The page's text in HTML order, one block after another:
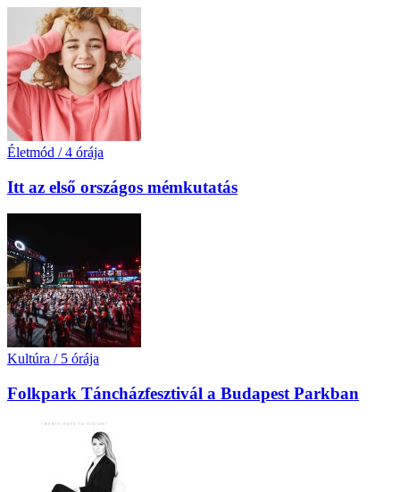
Életmód / 4 órája
Itt az első országos mémkutatás
Kultúra / 5 órája
Folkpark Táncházfesztivál a Budapest Parkban